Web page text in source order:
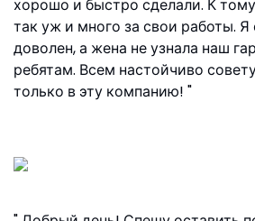
хорошо и быстро сделали. К
так уж и много за свои работы. Я
доволен, а жена не узнала наш
ребятам. Всем настойчиво
только в эту компанию!